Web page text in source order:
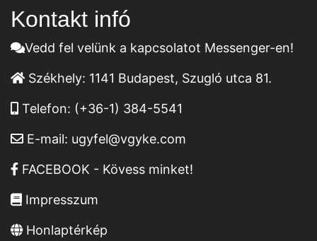
Kontakt infó
Vedd fel velünk a kapcsolatot Messenger-en!
Székhely: 1141 Budapest, Szugló utca 81.
Telefon: (+36-1) 384-5541
E-mail: ugyfel@vgyke.com
FACEBOOK - Kövess minket!
Impresszum
Honlaptérkép